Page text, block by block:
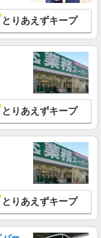
とりあえずキープ
とりあえずキープ
とりあえずキープ